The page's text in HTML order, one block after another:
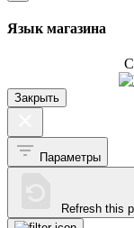
Язык магазина
Закрыть
Параметры
Refresh this